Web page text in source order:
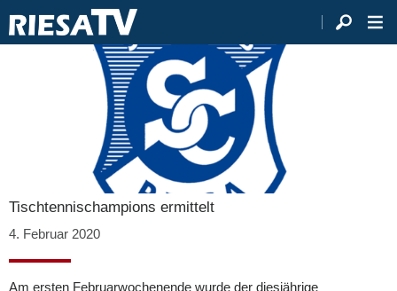
Tischtennischampions ermittelt
4. Februar 2020
Am ersten Februarwochenende wurde der diesjährige